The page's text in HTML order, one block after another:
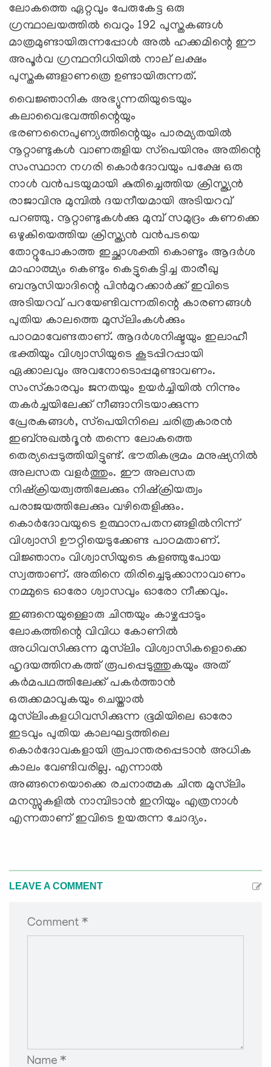
ലോകത്തെ ഏറ്റവും പേരുകേട്ട ഒരു
ഗ്രന്ഥാലയത്തില്‍ വെറും 192 പുസ്തകങ്ങള്‍
മാത്രമുണ്ടായിരുന്നപ്പോള്‍ അല്‍ ഹക്കമിന്റെ ഈ
അപൂര്‍വ ഗ്രന്ഥനിധിയില്‍ നാല് ലക്ഷം
പുസ്തകങ്ങളാണത്രെ ഉണ്ടായിരുന്നത്.
വൈജ്ഞാനിക അഭ്യുന്നതിയുടെയും
കലാവൈഭവത്തിന്റെയും
ഭരണനൈപുണ്യത്തിന്റെയും പാരമ്യതയില്‍
നൂറ്റാണ്ടുകള്‍ വാണരുളിയ സ്‌പെയിനും അതിന്റെ
സംസ്ഥാന നഗരി കൊര്‍ദോവയും പക്ഷേ ഒരു
നാള്‍ വന്‍പടയുമായി കുതിച്ചെത്തിയ ക്രിസ്ത്യന്‍
രാജാവിനു മുമ്പില്‍ ദയനീയമായി അടിയറവ്
പറഞ്ഞു. നൂറ്റാണ്ടുകള്‍ക്കു മുമ്പ് സമുദ്രം കണക്കെ
ഒഴുകിയെത്തിയ ക്രിസ്ത്യന്‍ വന്‍പടയെ
തോറ്റുപോകാത്ത ഇച്ഛാശക്തി കൊണ്ടും ആദര്‍ശ
മാഹാത്മ്യം കെണ്ടും കെട്ടുകെട്ടിച്ച താരീഖു
ബനൂസിയാദിന്റെ പിന്‍മുറക്കാര്‍ക്ക് ഇവിടെ
അടിയറവ് പറയേണ്ടിവന്നതിന്റെ കാരണങ്ങള്‍
പുതിയ കാലത്തെ മുസ്‌ലിംകള്‍ക്കും
പാഠമാവേണ്ടതാണ്. ആദര്‍ശനിഷ്ടയും ഇലാഹീ
ഭക്തിയും വിശ്വാസിയുടെ കൂടപ്പിറപ്പായി
ഏക്കാലവും അവനോടൊപ്പമുണ്ടാവണം.
സംസ്‌കാരവും ജനതയും ഉയര്‍ച്ചിയില്‍ നിന്നും
തകര്‍ച്ചയിലേക്ക് നീങ്ങാനിടയാക്കുന്ന
പ്രേരകങ്ങള്‍, സ്‌പെയിനിലെ ചരിത്രകാരന്‍
ഇബ്‌നുഖല്‍ദൂന്‍ തന്നെ ലോകത്തെ
തെര്യപ്പെടുത്തിയിട്ടുണ്ട്. ഭൗതികഭ്രമം മനുഷ്യനില്‍
അലസത വളര്‍ത്തും. ഈ അലസത
നിഷ്‌ക്രിയത്വത്തിലേക്കും നിഷ്‌ക്രിയത്വം
പരാജയത്തിലേക്കും വഴിതെളിക്കും.
കൊര്‍ദോവയുടെ ഉത്ഥാനപതനങ്ങളില്‍നിന്ന്
വിശ്വാസി ഊറ്റിയെടുക്കേണ്ട പാഠമതാണ്.
വിജ്ഞാനം വിശ്വാസിയുടെ കളഞ്ഞുപോയ
സ്വത്താണ്. അതിനെ തിരിച്ചെടുക്കാനാവാണം
നമ്മുടെ ഓരോ ശ്വാസവും ഓരോ നീക്കവും.
ഇങ്ങനെയുള്ളൊരു ചിന്തയും കാഴ്ചപ്പാടും
ലോകത്തിന്റെ വിവിധ കോണില്‍
അധിവസിക്കുന്ന മുസ്‌ലിം വിശ്വാസികളൊക്കെ
ഹൃദയത്തിനകത്ത് രൂപപ്പെടുത്തുകയും അത്
കര്‍മപഥത്തിലേക്ക് പകര്‍ത്താന്‍
ഒരുക്കമാവുകയും ചെയ്താല്‍
മുസ്‌ലിംകളധിവസിക്കുന്ന ഭൂമിയിലെ ഓരോ
ഇടവും പുതിയ കാലഘട്ടത്തിലെ
കൊര്‍ദോവകളായി രൂപാന്തരപ്പെടാന്‍ അധിക
കാലം വേണ്ടിവരില്ല. എന്നാല്‍
അങ്ങനെയൊക്കെ രചനാത്മക ചിന്ത മുസ്‌ലിം
മനസ്സുകളില്‍ നാമ്പിടാന്‍ ഇനിയും എത്രനാള്‍
എന്നതാണ് ഇവിടെ ഉയരുന്ന ചോദ്യം.
LEAVE A COMMENT
Comment *
Name *